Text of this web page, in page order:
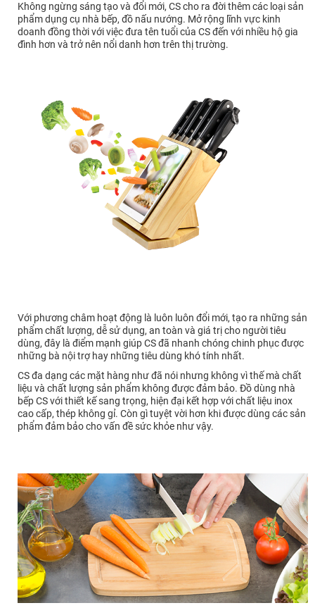
Không ngừng sáng tạo và đổi mới, CS cho ra đời thêm các loại sản
phẩm dụng cụ nhà bếp, đồ nấu nướng. Mở rộng lĩnh vực kinh
doanh đồng thời với việc đưa tên tuổi của CS đến với nhiều hộ gia
đình hơn và trở nên nổi danh hơn trên thị trường.
Với phương châm hoạt động là luôn luôn đổi mới, tạo ra những sản
phẩm chất lượng, dễ sử dụng, an toàn và giá trị cho người tiêu
dùng, đây là điểm mạnh giúp CS đã nhanh chóng chinh phục được
những bà nội trợ hay những tiêu dùng khó tính nhất.
CS đa dạng các mặt hàng như đã nói nhưng không vì thế mà chất
liệu và chất lượng sản phẩm không được đảm bảo. Đồ dùng nhà
bếp CS với thiết kế sang trọng, hiện đại kết hợp với chất liệu inox
cao cấp, thép không gỉ. Còn gì tuyệt vời hơn khi được dùng các sản
phẩm đảm bảo cho vấn đề sức khỏe như vậy.